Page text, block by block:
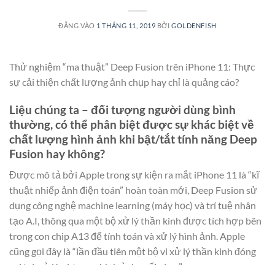
ĐĂNG VÀO 1 THÁNG 11, 2019 BỞIGOLDENFISH
Thử nghiệm “ma thuật” Deep Fusion trên iPhone 11: Thực
sự cải thiện chất lượng ảnh chụp hay chỉ là quảng cáo?
Liệu chúng ta – đối tượng người dùng bình
thường, có thể phân biệt được sự khác biệt về
chất lượng hình ảnh khi bật/tắt tính năng Deep
Fusion hay không?
Được mô tả bởi Apple trong sự kiện ra mắt iPhone 11 là “kĩ
thuật nhiếp ảnh điện toán” hoàn toàn mới, Deep Fusion sử
dụng công nghệ machine learning (máy học) và trí tuệ nhân
tạo A.I, thông qua một bộ xử lý thần kinh được tích hợp bên
trong con chip A13 để tính toán và xử lý hình ảnh. Apple
cũng gọi đây là “lần đầu tiên một bộ vi xử lý thần kinh đóng